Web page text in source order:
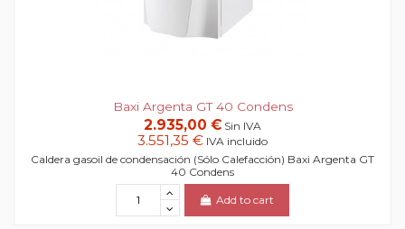
Baxi Argenta GT 40 Condens
2.935,00 € Sin IVA
3.551,35 € IVA incluido
Caldera gasoil de condensación (Sólo Calefacción) Baxi Argenta GT
40 Condens
Add to cart